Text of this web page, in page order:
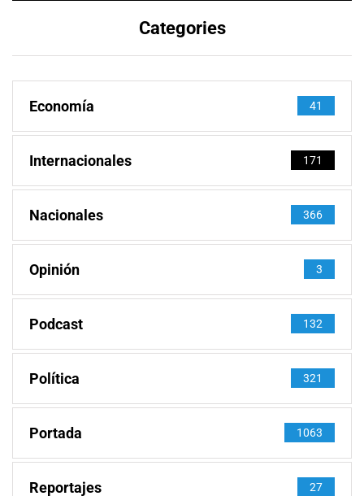
Categories
Economía 41
Internacionales 171
Nacionales 366
Opinión 3
Podcast 132
Política 321
Portada 1063
Reportajes 27